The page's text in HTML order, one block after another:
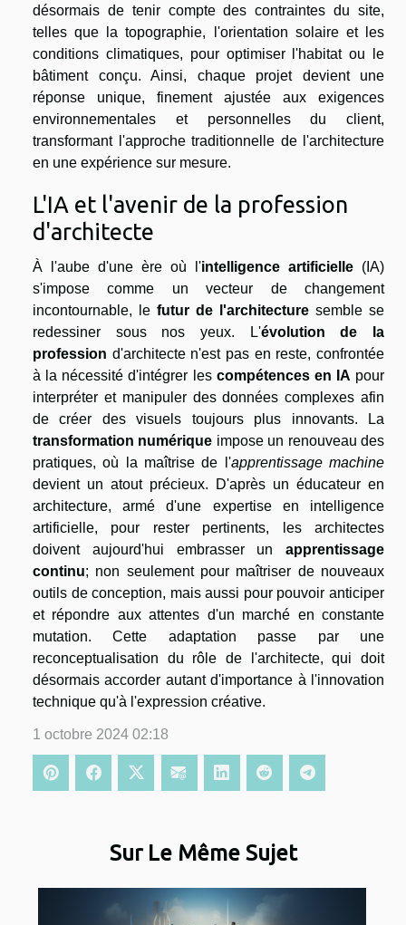
Sur Le Même Sujet
désormais de tenir compte des contraintes du site,
telles que la topographie, l'orientation solaire et les
conditions climatiques, pour optimiser l'habitat ou le
bâtiment conçu. Ainsi, chaque projet devient une
réponse unique, finement ajustée aux exigences
environnementales et personnelles du client,
transformant l'approche traditionnelle de l'architecture
en une expérience sur mesure.
L'IA et l'avenir de la profession
d'architecte
À l'aube d'une ère où l'intelligence artificielle (IA)
s'impose comme un vecteur de changement
incontournable, le futur de l'architecture semble se
redessiner sous nos yeux. L'évolution de la
profession d'architecte n'est pas en reste, confrontée
à la nécessité d'intégrer les compétences en IA pour
interpréter et manipuler des données complexes afin
de créer des visuels toujours plus innovants. La
transformation numérique impose un renouveau des
pratiques, où la maîtrise de l'apprentissage machine
devient un atout précieux. D'après un éducateur en
architecture, armé d'une expertise en intelligence
artificielle, pour rester pertinents, les architectes
doivent aujourd'hui embrasser un apprentissage
continu; non seulement pour maîtriser de nouveaux
outils de conception, mais aussi pour pouvoir anticiper
et répondre aux attentes d'un marché en constante
mutation. Cette adaptation passe par une
reconceptualisation du rôle de l'architecte, qui doit
désormais accorder autant d'importance à l'innovation
technique qu'à l'expression créative.
1 octobre 2024 02:18